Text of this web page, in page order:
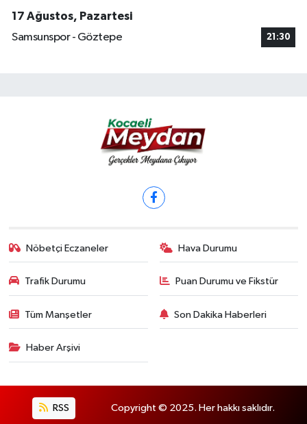
17 Ağustos, Pazartesi
Samsunspor - Göztepe
21:30
Nöbetçi Eczaneler Hava Durumu
Trafik Durumu Puan Durumu ve Fikstür
Tüm Manşetler Son Dakika Haberleri
Haber Arşivi
RSS Copyright © 2025. Her hakkı saklıdır.